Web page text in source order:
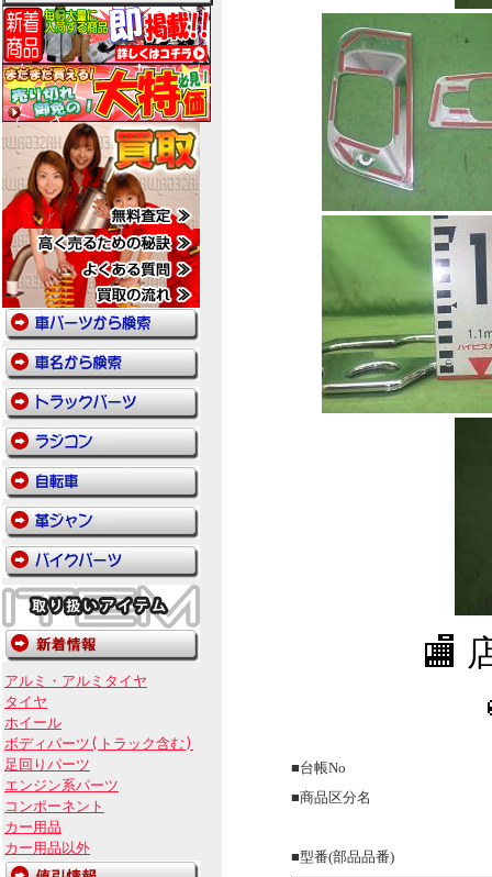
アルミ・アルミタイヤ
タイヤ
ホイール
ボディパーツ(トラック含む)
足回りパーツ
エンジン系パーツ
コンポーネント
カー用品
カー用品以外
🏬
■台帳No
■商品区分名
■型番(部品品番)